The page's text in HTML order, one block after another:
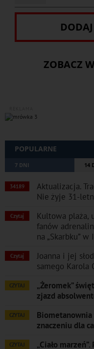
ZOBACZ
POPULARNE
7 DNI 14
34189
Aktualizacja.
Nie żyje 31-
Czytaj
Kultowa plaża,
fanów
na „Skarbku” w
Czytaj
Joanna i jej
samego Karola
CZYTAJ
„Żeromek”
zjazd
CZYTAJ
znaczeniu dla
CZYTAJ „Ciało